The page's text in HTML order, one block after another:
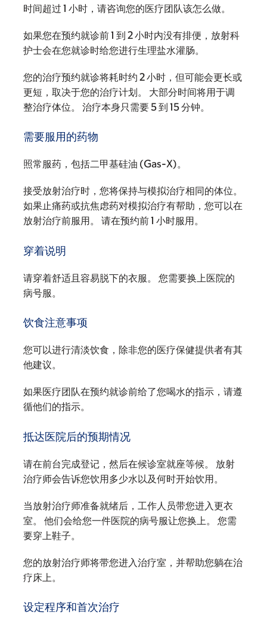
时间超过 1 小时，请咨询您的医疗团队该怎么做。
如果您在预约就诊前 1 到 2 小时内没有排便，放射科
护士会在您就诊时给您进行生理盐水灌肠。
您的治疗预约就诊将耗时约 2 小时，但可能会更长或
更短，取决于您的治疗计划。 大部分时间将用于调
整治疗体位。 治疗本身只需要 5 到 15 分钟。
需要服用的药物
照常服药，包括二甲基硅油 (Gas-X)。
接受放射治疗时，您将保持与模拟治疗相同的体位。
如果止痛药或抗焦虑药对模拟治疗有帮助，您可以在
放射治疗前服用。 请在预约前 1 小时服用。
穿着说明
请穿着舒适且容易脱下的衣服。 您需要换上医院的
病号服。
饮食注意事项
您可以进行清淡饮食，除非您的医疗保健提供者有其
他建议。
如果医疗团队在预约就诊前给了您喝水的指示，请遵
循他们的指示。
抵达医院后的预期情况
请在前台完成登记，然后在候诊室就座等候。 放射
治疗师会告诉您饮用多少水以及何时开始饮用。
当放射治疗师准备就绪后，工作人员带您进入更衣
室。 他们会给您一件医院的病号服让您换上。 您需
要穿上鞋子。
您的放射治疗师将带您进入治疗室，并帮助您躺在治
疗床上。
设定程序和首次治疗